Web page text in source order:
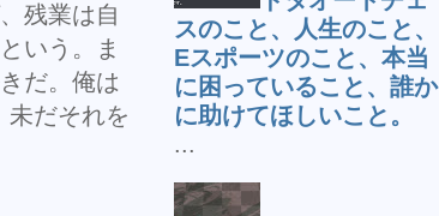
残業は自
いう。ま
だ。俺は
未だそれを
スのこと、人生のこと、
Eスポーツのこと、本当
に困っていること、誰か
に助けてほしいこと。
...